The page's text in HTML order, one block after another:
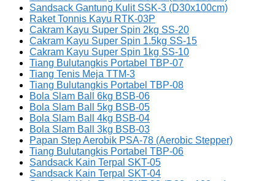
Sandsack Gantung Kulit SSK-3 (D30x100cm)
Raket Tonnis Kayu RTK-03P
Cakram Kayu Super Spin 2kg SS-20
Cakram Kayu Super Spin 1.5kg SS-15
Cakram Kayu Super Spin 1kg SS-10
Tiang Bulutangkis Portabel TBP-07
Tiang Tenis Meja TTM-3
Tiang Bulutangkis Portabel TBP-08
Bola Slam Ball 6kg BSB-06
Bola Slam Ball 5kg BSB-05
Bola Slam Ball 4kg BSB-04
Bola Slam Ball 3kg BSB-03
Papan Step Aerobik PSA-78 (Aerobic Stepper)
Tiang Bulutangkis Portabel TBP-06
Sandsack Kain Terpal SKT-05
Sandsack Kain Terpal SKT-04